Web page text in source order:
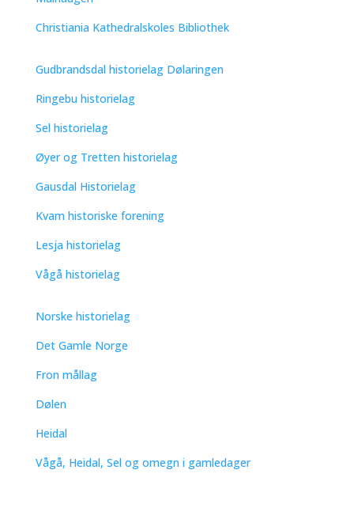
Christiania Kathedralskoles Bibliothek
Gudbrandsdal historielag Dølaringen
Ringebu historielag
Sel historielag
Øyer og Tretten historielag
Gausdal Historielag
Kvam historiske forening
Lesja historielag
Vågå historielag
Norske historielag
Det Gamle Norge
Fron mållag
Dølen
Heidal
Vågå, Heidal, Sel og omegn i gamledager